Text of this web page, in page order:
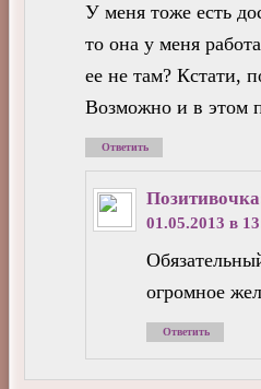
У меня тоже есть
то она у меня
ее не там? Кстати,
Возможно и в этом
Ответить
Позитивочка
01.05.2013 в
огромное
Ответить